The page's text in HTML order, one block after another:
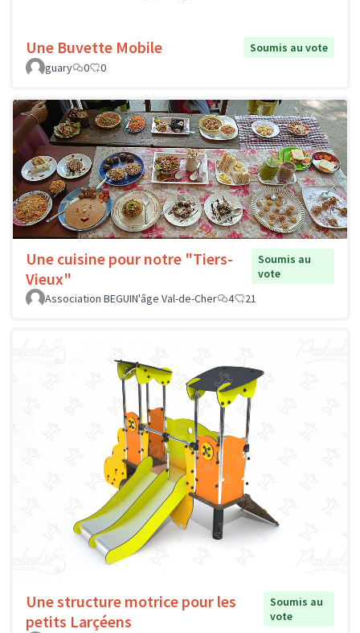
Une Buvette Mobile
Soumis au vote
guary
0 0
Une cuisine pour notre "Tiers-
Vieux"
Soumis au
vote
Association BEGUIN'âge Val-de-Cher
4 21
Une structure motrice pour les
petits Larçéens
Soumis au
vote